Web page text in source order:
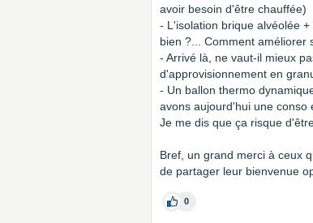
avoir besoin d'être chauffée)
- L'isolation brique alvéolée
bien ?... Comment améliorer
- Arrivé là, ne vaut-il mieux
d'approvisionnement en
- Un ballon thermo
avons aujourd'hui une conso
Je me dis que ça risque
Bref, un grand merci à ceux
de partager leur bienvenue
0